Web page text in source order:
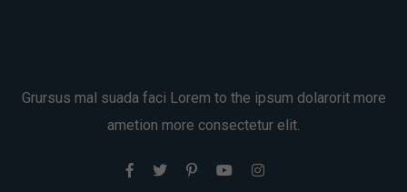
Grursus mal suada faci Lorem to the ipsum dolarorit more
ametion more consectetur elit.